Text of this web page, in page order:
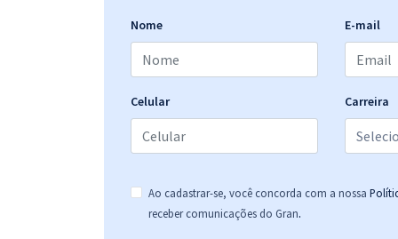
Prefeitura de Tangará da Serra - MT - Técnico
Administrativo Educacional - Técnico em Gestão
Nome E-mail
Celular Carreira
Ao cadastrar-se, você concorda com a nossa
receber comunicações do Gran.